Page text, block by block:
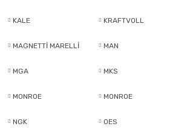
KALE KRAFTVOLL
MAGNETTİ MARELLİ MAN
MGA MKS
MONROE MONROE
NGK OES